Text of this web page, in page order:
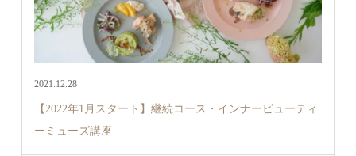
2021.12.28
【2022年1月スタート】継続コース・インナービューティ
ーミューズ講座